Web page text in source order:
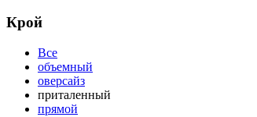
Крой
Все
объемный
оверсайз
приталенный
прямой